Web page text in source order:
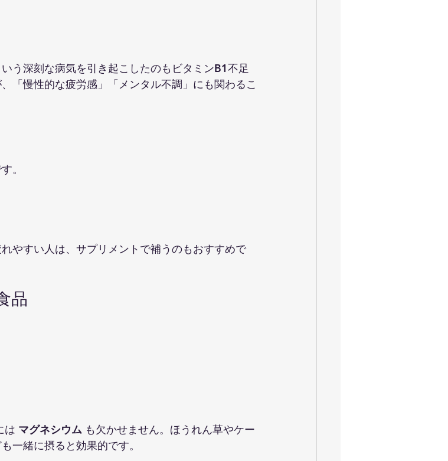
う深刻な病気を引き起こしたのもビタミンB1不足
「慢性的な疲労感」「メンタル不調」にも関わるこ
。
やすい人は、サプリメントで補うのもおすすめで
品
は マグネシウム も欠かせません。ほうれん草やケー
一緒に摂ると効果的です。